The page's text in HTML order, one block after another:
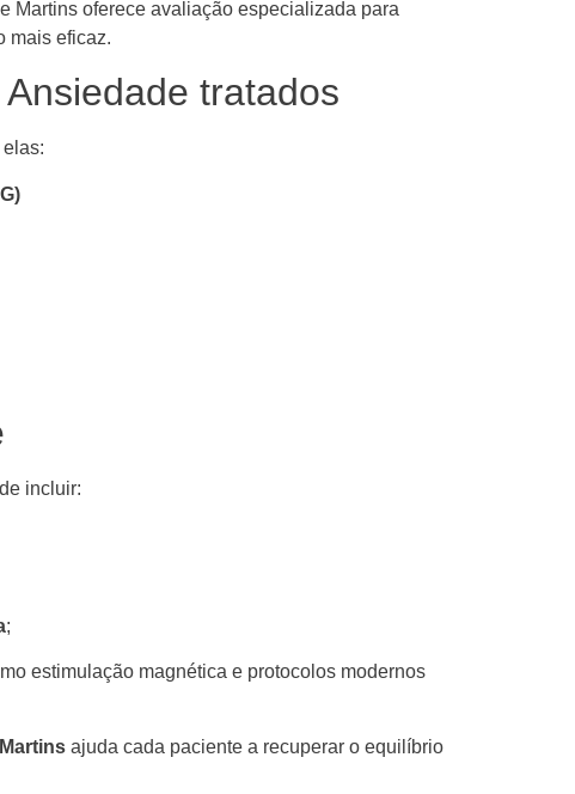
Martins oferece avaliação especializada para
mais eficaz.
tratados
incluir:
;
estimulação magnética e protocolos modernos
ajuda cada paciente a recuperar o equilíbrio